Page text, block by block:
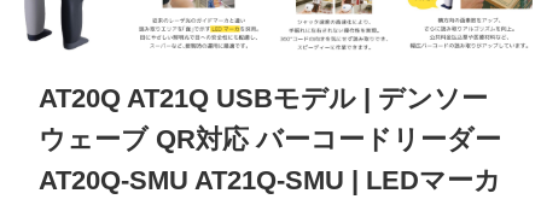
AT20Q AT21Q USBモデル | デンソー
ウェーブ QR対応 バーコードリーダー
AT20Q-SMU AT21Q-SMU | LEDマーカ